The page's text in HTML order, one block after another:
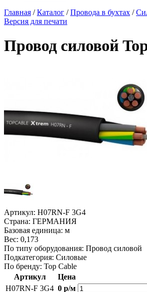
Главная /Каталог /Провода в бухтах /
Версия для печати
Провод силовой
Артикул: H07RN-F 3G4
Страна: ГЕРМАНИЯ
Базовая единица: м
Вес: 0,173
По типу оборудования: Провод силовой
Подкатегория: Силовые
По бренду: Top Cable
Артикул
Цена
H07RN-F 3G4 0 р/м